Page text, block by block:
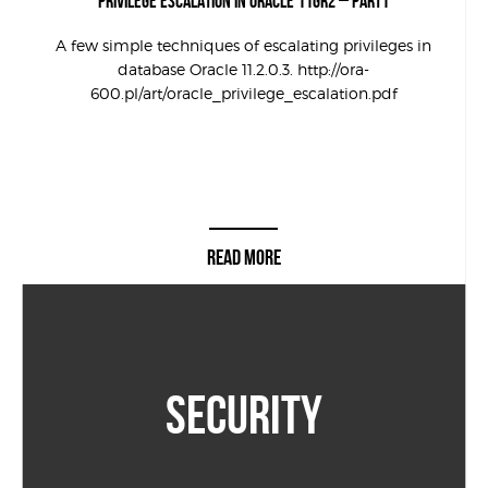
A few simple techniques of escalating privileges in
database Oracle 11.2.0.3. http://ora-
600.pl/art/oracle_privilege_escalation.pdf
READ MORE
SECURITY